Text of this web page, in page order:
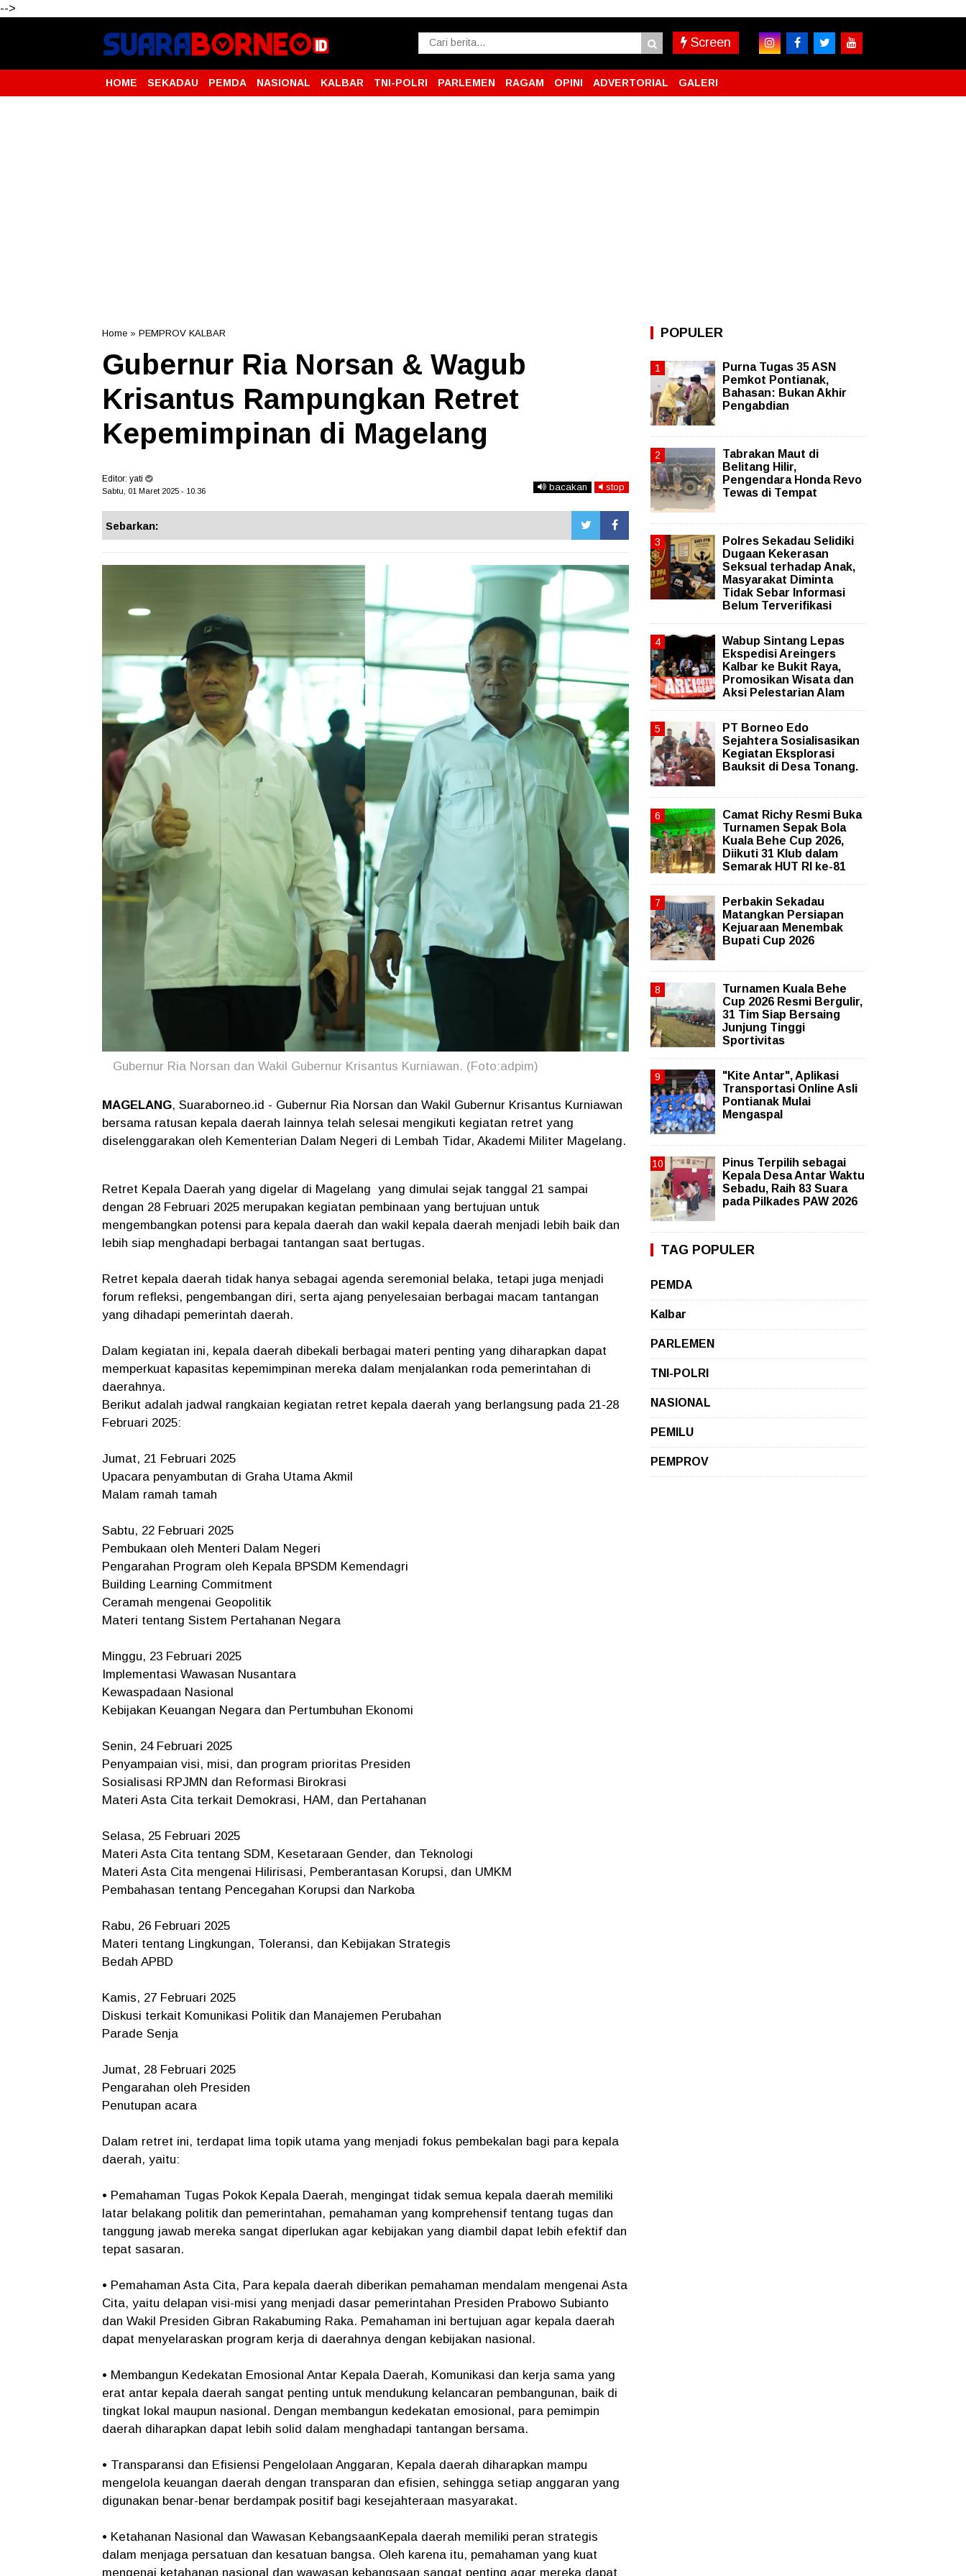
-->
Screen
HOME SEKADAU PEMDA NASIONAL KALBAR TNI-POLRI PARLEMEN RAGAM OPINI ADVERTORIAL GALERI
Home » PEMPROV KALBAR
Gubernur Ria Norsan & Wagub
Krisantus Rampungkan Retret
Kepemimpinan di Magelang
Editor: yati
Sabtu, 01 Maret 2025 - 10.36 bacakan stop
Sebarkan:
Gubernur Ria Norsan dan Wakil Gubernur Krisantus Kurniawan. (Foto:adpim)
MAGELANG, Suaraborneo.id - Gubernur Ria Norsan dan Wakil Gubernur Krisantus Kurniawan
bersama ratusan kepala daerah lainnya telah selesai mengikuti kegiatan retret yang
diselenggarakan oleh Kementerian Dalam Negeri di Lembah Tidar, Akademi Militer Magelang.
Retret Kepala Daerah yang digelar di Magelang yang dimulai sejak tanggal 21 sampai
dengan 28 Februari 2025 merupakan kegiatan pembinaan yang bertujuan untuk
mengembangkan potensi para kepala daerah dan wakil kepala daerah menjadi lebih baik dan
lebih siap menghadapi berbagai tantangan saat bertugas.
Retret kepala daerah tidak hanya sebagai agenda seremonial belaka, tetapi juga menjadi
forum refleksi, pengembangan diri, serta ajang penyelesaian berbagai macam tantangan
yang dihadapi pemerintah daerah.
Dalam kegiatan ini, kepala daerah dibekali berbagai materi penting yang diharapkan dapat
memperkuat kapasitas kepemimpinan mereka dalam menjalankan roda pemerintahan di
daerahnya.
Berikut adalah jadwal rangkaian kegiatan retret kepala daerah yang berlangsung pada 21-28
Februari 2025:
Jumat, 21 Februari 2025
Upacara penyambutan di Graha Utama Akmil
Malam ramah tamah
Sabtu, 22 Februari 2025
Pembukaan oleh Menteri Dalam Negeri
Pengarahan Program oleh Kepala BPSDM Kemendagri
Building Learning Commitment
Ceramah mengenai Geopolitik
Materi tentang Sistem Pertahanan Negara
Minggu, 23 Februari 2025
Implementasi Wawasan Nusantara
Kewaspadaan Nasional
Kebijakan Keuangan Negara dan Pertumbuhan Ekonomi
Senin, 24 Februari 2025
Penyampaian visi, misi, dan program prioritas Presiden
Sosialisasi RPJMN dan Reformasi Birokrasi
Materi Asta Cita terkait Demokrasi, HAM, dan Pertahanan
Selasa, 25 Februari 2025
Materi Asta Cita tentang SDM, Kesetaraan Gender, dan Teknologi
Materi Asta Cita mengenai Hilirisasi, Pemberantasan Korupsi, dan UMKM
Pembahasan tentang Pencegahan Korupsi dan Narkoba
Rabu, 26 Februari 2025
Materi tentang Lingkungan, Toleransi, dan Kebijakan Strategis
Bedah APBD
Kamis, 27 Februari 2025
Diskusi terkait Komunikasi Politik dan Manajemen Perubahan
Parade Senja
Jumat, 28 Februari 2025
Pengarahan oleh Presiden
Penutupan acara
Dalam retret ini, terdapat lima topik utama yang menjadi fokus pembekalan bagi para kepala
daerah, yaitu:
• Pemahaman Tugas Pokok Kepala Daerah, mengingat tidak semua kepala daerah memiliki
latar belakang politik dan pemerintahan, pemahaman yang komprehensif tentang tugas dan
tanggung jawab mereka sangat diperlukan agar kebijakan yang diambil dapat lebih efektif dan
tepat sasaran.
• Pemahaman Asta Cita, Para kepala daerah diberikan pemahaman mendalam mengenai Asta
Cita, yaitu delapan visi-misi yang menjadi dasar pemerintahan Presiden Prabowo Subianto
dan Wakil Presiden Gibran Rakabuming Raka. Pemahaman ini bertujuan agar kepala daerah
dapat menyelaraskan program kerja di daerahnya dengan kebijakan nasional.
• Membangun Kedekatan Emosional Antar Kepala Daerah, Komunikasi dan kerja sama yang
erat antar kepala daerah sangat penting untuk mendukung kelancaran pembangunan, baik di
tingkat lokal maupun nasional. Dengan membangun kedekatan emosional, para pemimpin
daerah diharapkan dapat lebih solid dalam menghadapi tantangan bersama.
• Transparansi dan Efisiensi Pengelolaan Anggaran, Kepala daerah diharapkan mampu
mengelola keuangan daerah dengan transparan dan efisien, sehingga setiap anggaran yang
digunakan benar-benar berdampak positif bagi kesejahteraan masyarakat.
• Ketahanan Nasional dan Wawasan KebangsaanKepala daerah memiliki peran strategis
dalam menjaga persatuan dan kesatuan bangsa. Oleh karena itu, pemahaman yang kuat
mengenai ketahanan nasional dan wawasan kebangsaan sangat penting agar mereka dapat
POPULER
Purna Tugas 35 ASN
Pemkot Pontianak,
Bahasan: Bukan Akhir
Pengabdian
Tabrakan Maut di
Belitang Hilir,
Pengendara Honda Revo
Tewas di Tempat
Polres Sekadau Selidiki
Dugaan Kekerasan
Seksual terhadap Anak,
Masyarakat Diminta
Tidak Sebar Informasi
Belum Terverifikasi
Wabup Sintang Lepas
Ekspedisi Areingers
Kalbar ke Bukit Raya,
Promosikan Wisata dan
Aksi Pelestarian Alam
PT Borneo Edo
Sejahtera Sosialisasikan
Kegiatan Eksplorasi
Bauksit di Desa Tonang.
Camat Richy Resmi Buka
Turnamen Sepak Bola
Kuala Behe Cup 2026,
Diikuti 31 Klub dalam
Semarak HUT RI ke-81
Perbakin Sekadau
Matangkan Persiapan
Kejuaraan Menembak
Bupati Cup 2026
Turnamen Kuala Behe
Cup 2026 Resmi Bergulir,
31 Tim Siap Bersaing
Junjung Tinggi
Sportivitas
"Kite Antar", Aplikasi
Transportasi Online Asli
Pontianak Mulai
Mengaspal
Pinus Terpilih sebagai
Kepala Desa Antar Waktu
Sebadu, Raih 83 Suara
pada Pilkades PAW 2026
TAG POPULER
PEMDA
Kalbar
PARLEMEN
TNI-POLRI
NASIONAL
PEMILU
PEMPROV